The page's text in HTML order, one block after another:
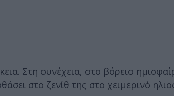
Στη συνέχεια, στο βόρειο
στο ζενίθ της στο χειμερινό